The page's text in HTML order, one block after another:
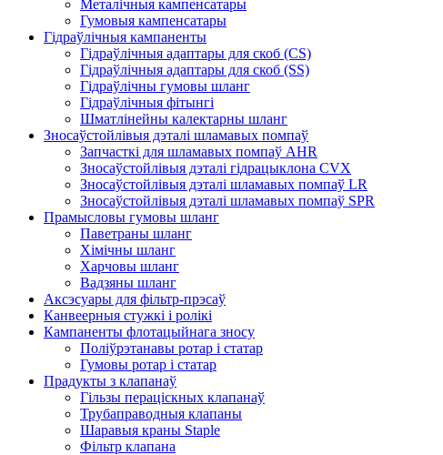
Металічныя кампенсатары
Гумовыя кампенсатары
Гідраўлічныя кампаненты
Гідраўлічныя адаптары для скоб (CS)
Гідраўлічныя адаптары для скоб (SS)
Гідраўлічны гумовы шланг
Гідраўлічныя фітынгі
Шматлінейны калектарны шланг
Зносаўстойлівыя дэталі шламавых помпаў
Запчасткі для шламавых помпаў AHR
Зносаўстойлівыя дэталі гідрацыклона CVX
Зносаўстойлівыя дэталі шламавых помпаў LR
Зносаўстойлівыя дэталі шламавых помпаў SPR
Прамысловы гумовы шланг
Паветраны шланг
Хімічны шланг
Харчовы шланг
Вадзяны шланг
Аксэсуары для фільтр-прэсаў
Канвеерныя стужкі і ролікі
Кампаненты флотацыйнага зносу
Поліўрэтанавы ротар і статар
Гумовы ротар і статар
Прадукты з клапанаў
Гільзы пераціскных клапанаў
Трубаправодныя клапаны
Шаравыя краны Staple
Фільтр клапана